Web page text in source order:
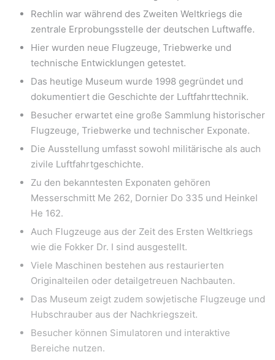
Rechlin war während des Zweiten Weltkriegs die
zentrale Erprobungsstelle der deutschen Luftwaffe.
Hier wurden neue Flugzeuge, Triebwerke und
technische Entwicklungen getestet.
Das heutige Museum wurde 1998 gegründet und
dokumentiert die Geschichte der Luftfahrttechnik.
Besucher erwartet eine große Sammlung historischer
Flugzeuge, Triebwerke und technischer Exponate.
Die Ausstellung umfasst sowohl militärische als auch
zivile Luftfahrtgeschichte.
Zu den bekanntesten Exponaten gehören
Messerschmitt Me 262, Dornier Do 335 und Heinkel
He 162.
Auch Flugzeuge aus der Zeit des Ersten Weltkriegs
wie die Fokker Dr. I sind ausgestellt.
Viele Maschinen bestehen aus restaurierten
Originalteilen oder detailgetreuen Nachbauten.
Das Museum zeigt zudem sowjetische Flugzeuge und
Hubschrauber aus der Nachkriegszeit.
Besucher können Simulatoren und interaktive
Bereiche nutzen.